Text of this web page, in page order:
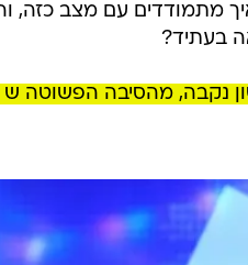
מתמודדים עם מצב כזה,
בעתיד?
נקבה, מהסיבה הפשוטה ש